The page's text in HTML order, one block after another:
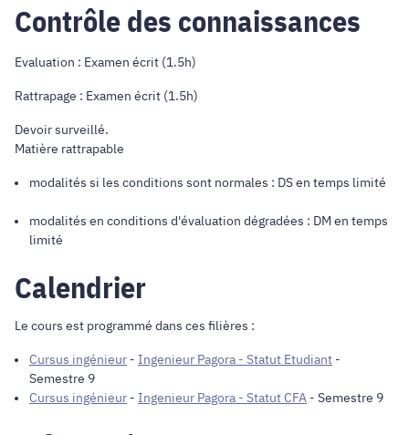
Contrôle des connaissances
Evaluation : Examen écrit (1.5h)
Rattrapage : Examen écrit (1.5h)
Devoir surveillé.
Matière rattrapable
modalités si les conditions sont normales : DS en temps limité
modalités en conditions d'évaluation dégradées : DM en temps
limité
Calendrier
Le cours est programmé dans ces filières :
Cursus ingénieur - Ingenieur Pagora - Statut Etudiant -
Semestre 9
Cursus ingénieur - Ingenieur Pagora - Statut CFA - Semestre 9